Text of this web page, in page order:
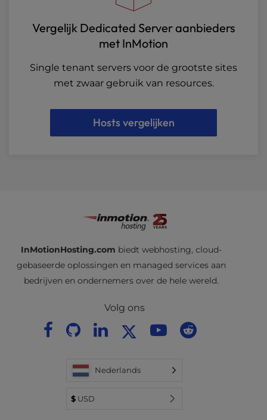
Vergelijk Dedicated Server aanbieders
met InMotion
Single tenant servers voor de grootste sites
met zwaar gebruik van resources.
Hosts vergelijken
InMotionHosting.com biedt webhosting, cloud-
gebaseerde oplossingen en managed services aan
bedrijven en ondernemers over de hele wereld.
Volg ons
Nederlands
$USD